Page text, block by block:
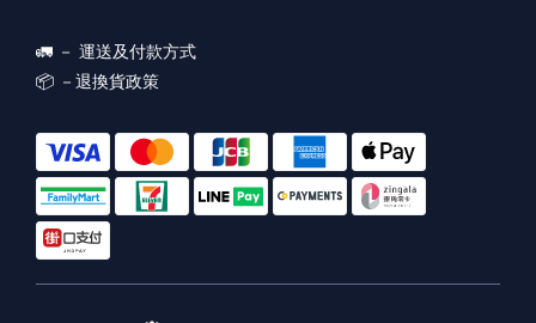
🚛 － 運送及付款方式
📦 － 退換貨政策